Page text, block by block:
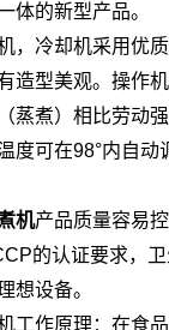
体的新型产品。
，冷却机采用优
造型美观。操作
蒸煮）相比劳动强
度可在98°内自动
机产品质量容易
的认证要求，
想设备。
工作原理：在食